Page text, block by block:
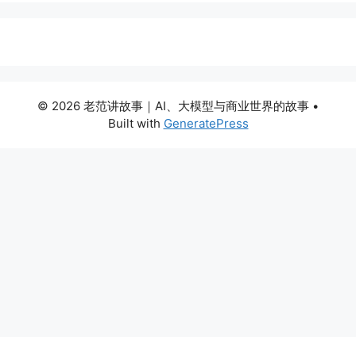
© 2026 老范讲故事｜AI、大模型与商业世界的故事 •
Built with GeneratePress